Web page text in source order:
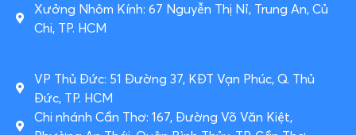
Xưởng Nhôm Kính: 67 Nguyễn Thị Nỉ, Trung An, Củ
Chi, TP. HCM
VP Thủ Đức: 51 Đường 37, KĐT Vạn Phúc, Q. Thủ
Đức, TP. HCM
Chi nhánh Cần Thơ: 167, Đường Võ Văn Kiệt,